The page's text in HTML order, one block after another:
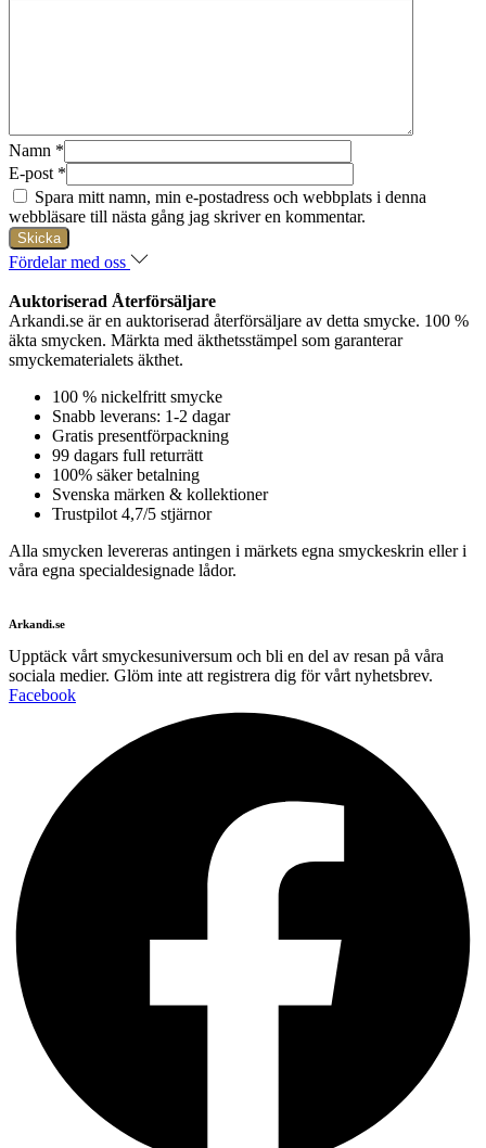
Namn *
E-post *
Spara mitt namn, min e-postadress och webbplats i denna
webbläsare till nästa gång jag skriver en kommentar.
Fördelar med oss
Auktoriserad Återförsäljare
Arkandi.se är en auktoriserad återförsäljare av detta smycke. 100 %
äkta smycken. Märkta med äkthetsstämpel som garanterar
smyckematerialets äkthet.
100 % nickelfritt smycke
Snabb leverans: 1-2 dagar
Gratis presentförpackning
99 dagars full returrätt
100% säker betalning
Svenska märken & kollektioner
Trustpilot 4,7/5 stjärnor
Alla smycken levereras antingen i märkets egna smyckeskrin eller i
våra egna specialdesignade lådor.
Arkandi.se
Upptäck vårt smyckesuniversum och bli en del av resan på våra
sociala medier. Glöm inte att registrera dig för vårt nyhetsbrev.
Facebook